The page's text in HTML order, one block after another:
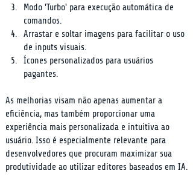
Modo 'Turbo' para execução automática de
comandos.
Arrastar e soltar imagens para facilitar o uso
de inputs visuais.
Ícones personalizados para usuários
pagantes.
As melhorias visam não apenas aumentar a
eficiência, mas também proporcionar uma
experiência mais personalizada e intuitiva ao
usuário. Isso é especialmente relevante para
desenvolvedores que procuram maximizar sua
produtividade ao utilizar editores baseados em IA.